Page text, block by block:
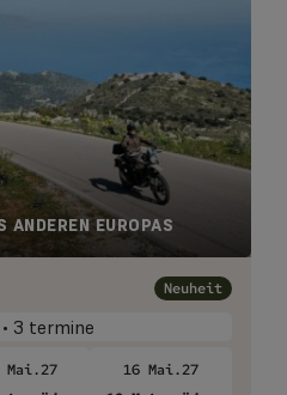
ANDEREN EUROPAS
Neuheit
3 termine
Mai.27
16 Mai.27